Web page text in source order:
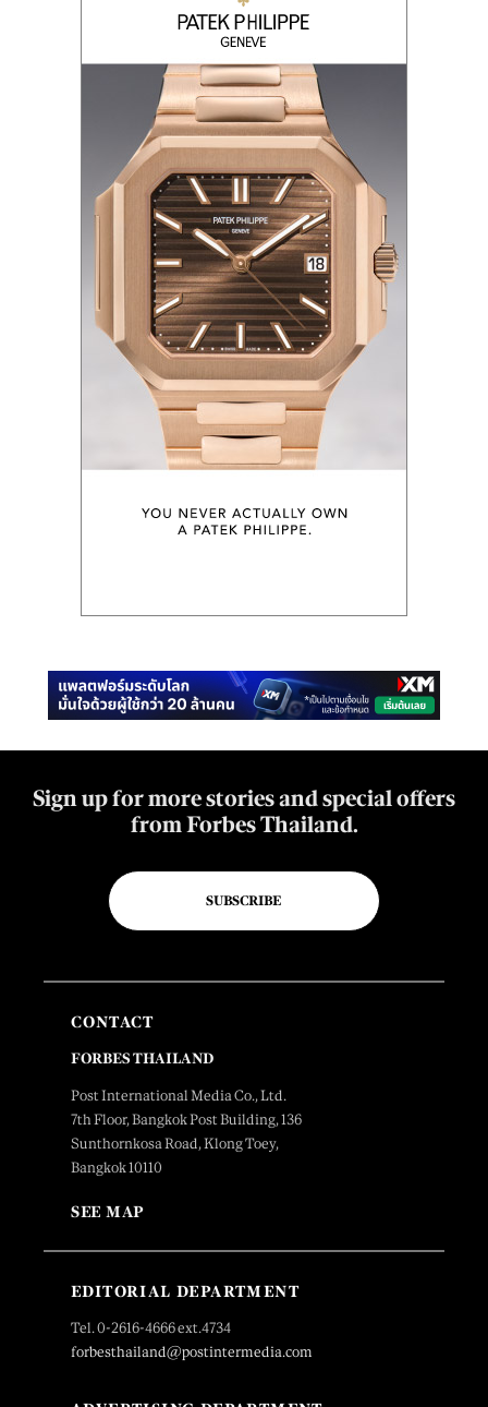
Sign up for more stories and special offers
from Forbes Thailand.
SUBSCRIBE
CONTACT
FORBES THAILAND
Post International Media Co., Ltd.
7th Floor, Bangkok Post Building, 136
Sunthornkosa Road, Klong Toey,
Bangkok 10110
SEE MAP
EDITORIAL DEPARTMENT
Tel. 0-2616-4666 ext.4734
forbesthailand@postintermedia.com